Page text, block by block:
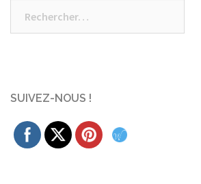
SUIVEZ-NOUS !